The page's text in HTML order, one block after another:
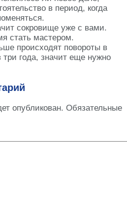
в период, когда
сокровище уже с вами.
стать мастером.
происходят повороты в
три года, значит еще нужно
опубликован. Обязательные